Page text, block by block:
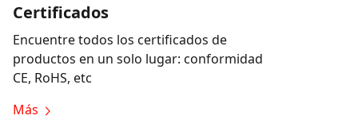
Certificados
Encuentre todos los certificados de
productos en un solo lugar: conformidad
CE, RoHS, etc
Más